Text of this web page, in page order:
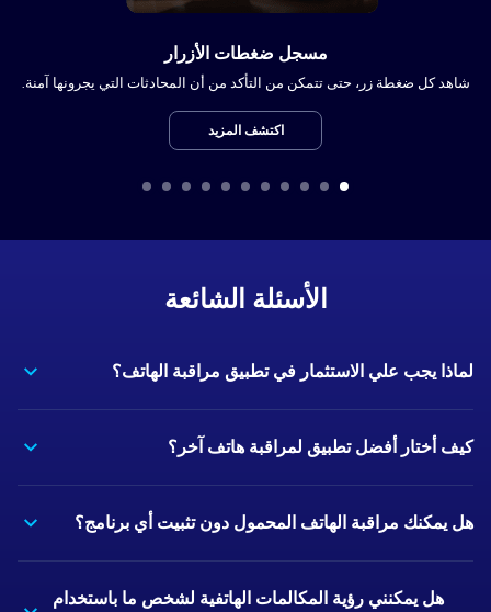
مسجل ضغطات الأزرار
شاهد كل ضغطة زر، حتى تتمكن من التأكد من أن المحادثات التي يجرونها آمنة.
اكتشف المزيد
الأسئلة الشائعة
لماذا يجب علي الاستثمار في تطبيق مراقبة الهاتف؟
كيف أختار أفضل تطبيق لمراقبة هاتف آخر؟
هل يمكنك مراقبة الهاتف المحمول دون تثبيت أي برنامج؟
هل يمكنني رؤية المكالمات الهاتفية لشخص ما باستخدام